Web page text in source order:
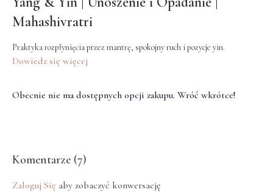
Mahashivratri
Praktyka rozpłynięcia przez mantrę, spokojny ruch i pozycje yin.
Dowiedz się więcej
Obecnie nie ma dostępnych opcji zakupu. Wróć wkrótce!
Komentarze (7)
Zaloguj Się aby zobaczyć konwersację